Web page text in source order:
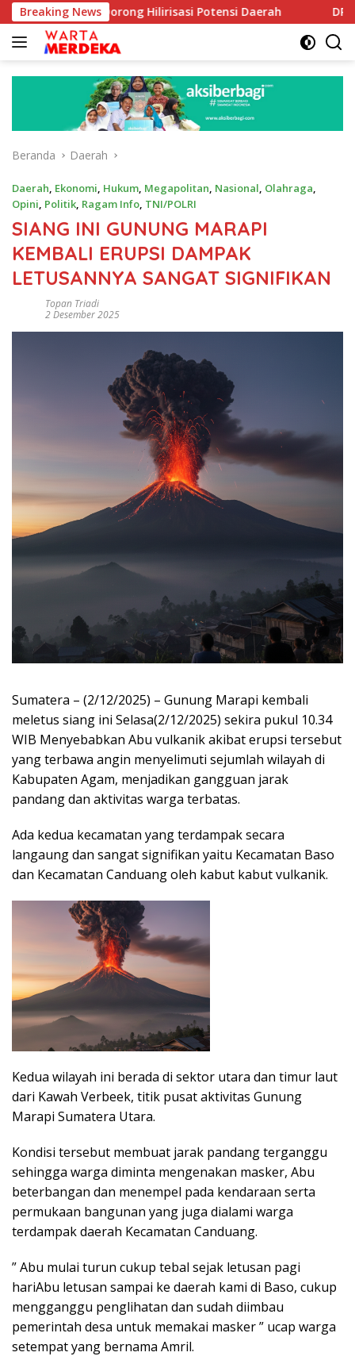
Langsung
ke
konten
Breaking News
Dorong Hilirisasi Potensi Daerah DPR Dorong
Beranda Daerah
Daerah, Ekonomi, Hukum, Megapolitan, Nasional, Olahraga,
Opini, Politik, Ragam Info, TNI/POLRI
SIANG INI GUNUNG MARAPI
KEMBALI ERUPSI DAMPAK
LETUSANNYA SANGAT SIGNIFIKAN
Topan Triadi
2 Desember 2025
Sumatera – (2/12/2025) – Gunung Marapi kembali
meletus siang ini Selasa(2/12/2025) sekira pukul 10.34
WIB Menyebabkan Abu vulkanik akibat erupsi tersebut
yang terbawa angin menyelimuti sejumlah wilayah di
Kabupaten Agam, menjadikan gangguan jarak
pandang dan aktivitas warga terbatas.
Ada kedua kecamatan yang terdampak secara
langaung dan sangat signifikan yaitu Kecamatan Baso
dan Kecamatan Canduang oleh kabut kabut vulkanik.
Kedua wilayah ini berada di sektor utara dan timur laut
dari Kawah Verbeek, titik pusat aktivitas Gunung
Marapi Sumatera Utara.
Kondisi tersebut membuat jarak pandang terganggu
sehingga warga diminta mengenakan masker, Abu
beterbangan dan menempel pada kendaraan serta
permukaan bangunan yang juga dialami warga
terdampak daerah Kecamatan Canduang.
” Abu mulai turun cukup tebal sejak letusan pagi
hariAbu letusan sampai ke daerah kami di Baso, cukup
mengganggu penglihatan dan sudah diimbau
pemerintah desa untuk memakai masker ” ucap warga
setempat yang bernama Amril.